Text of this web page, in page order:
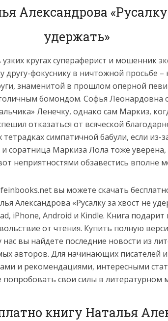
Александрова
удержать»
кругах супераферист и мошенник
другу-фокуснику в ничтожной просьбе
знаменитой в прошлом оперной
бомондом. Софья Леонардовна
Ленечку, однако сам Маркиз,
отказаться от всяческой
симпатичной бабули, если из-
Маркиза Лола тоже уверена,
неприятностями обзавестись вполне
вы можете скачать
Александрова «Русалку за хвост не
iPhone, Android и Kindle. Книга
от чтения. Купить полную
вы найдете последние новости из
авторов. Для начинающих писателей
и рекомендациями, интересными
свои силы в литературном
книгу Наталья